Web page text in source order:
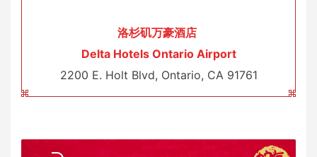
洛杉矶万豪酒店
Delta Hotels Ontario Airport
2200 E. Holt Blvd, Ontario, CA 91761